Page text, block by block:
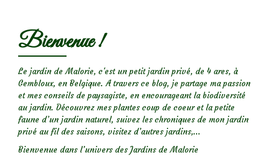
Bienvenue !
Le jardin de Malorie, c'est un petit jardin privé, de 4 ares, à
Gembloux, en Belgique. A travers ce blog, je partage ma passion
et mes conseils de paysagiste, en encourageant la biodiversité
au jardin. Découvrez mes plantes coup de coeur et la petite
faune d’un jardin naturel, suivez les chroniques de mon jardin
privé au fil des saisons, visitez d’autres jardins,...
Bienvenue dans l’univers des Jardins de Malorie